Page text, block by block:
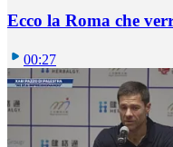
Ecco la Roma che
00:27